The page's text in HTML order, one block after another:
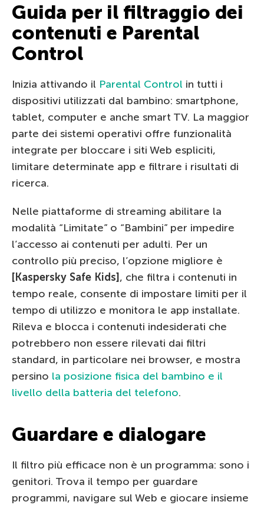
Guida per il filtraggio dei
contenuti e Parental
Control
Inizia attivando il Parental Control in tutti i
dispositivi utilizzati dal bambino: smartphone,
tablet, computer e anche smart TV. La maggior
parte dei sistemi operativi offre funzionalità
integrate per bloccare i siti Web espliciti,
limitare determinate app e filtrare i risultati di
ricerca.
Nelle piattaforme di streaming abilitare la
modalità “Limitate” o “Bambini” per impedire
l’accesso ai contenuti per adulti. Per un
controllo più preciso, l’opzione migliore è
[Kaspersky Safe Kids], che filtra i contenuti in
tempo reale, consente di impostare limiti per il
tempo di utilizzo e monitora le app installate.
Rileva e blocca i contenuti indesiderati che
potrebbero non essere rilevati dai filtri
standard, in particolare nei browser, e mostra
persino la posizione fisica del bambino e il
livello della batteria del telefono.
Guardare e dialogare
Il filtro più efficace non è un programma: sono i
genitori. Trova il tempo per guardare
programmi, navigare sul Web e giocare insieme